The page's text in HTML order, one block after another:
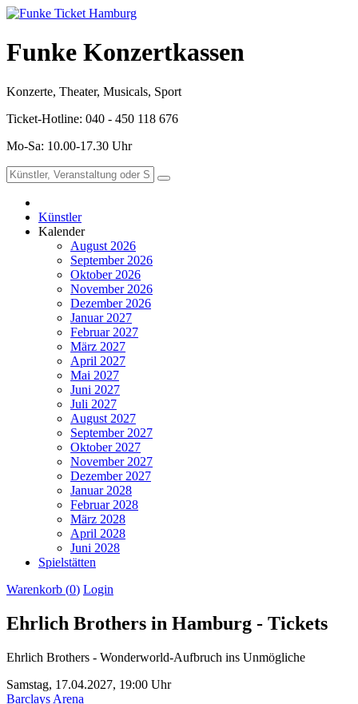
Funke Konzertkassen
Konzerte, Theater, Musicals, Sport
Ticket-Hotline: 040 - 450 118 676
Mo-Sa: 10.00-17.30 Uhr
Künstler
Kalender
August 2026
September 2026
Oktober 2026
November 2026
Dezember 2026
Januar 2027
Februar 2027
März 2027
April 2027
Mai 2027
Juni 2027
Juli 2027
August 2027
September 2027
Oktober 2027
November 2027
Dezember 2027
Januar 2028
Februar 2028
März 2028
April 2028
Juni 2028
Spielstätten
Warenkorb (0) Login
Ehrlich Brothers in Hamburg - Tickets
Ehrlich Brothers - Wonderworld-Aufbruch ins Unmögliche
Samstag, 17.04.2027, 19:00 Uhr
Barclays Arena